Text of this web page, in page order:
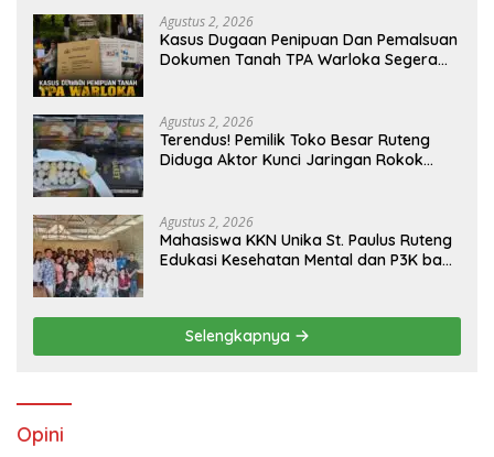
Agustus 2, 2026
Kasus Dugaan Penipuan Dan Pemalsuan
Dokumen Tanah TPA Warloka Segera
Memasuki Fase Krusial
Agustus 2, 2026
Terendus! Pemilik Toko Besar Ruteng
Diduga Aktor Kunci Jaringan Rokok
Agustus 2, 2026
Mahasiswa KKN Unika St. Paulus Ruteng
Edukasi Kesehatan Mental dan P3K bagi
Selengkapnya
Opini